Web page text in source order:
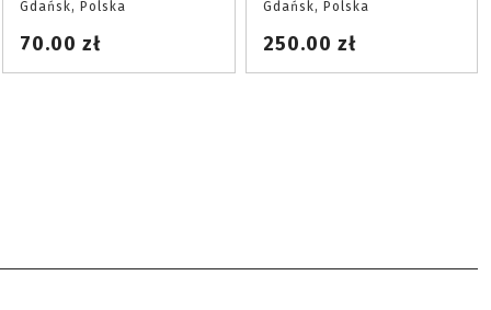
Gdańsk, Polska
70.00 zł
Gdańsk, Polska
250.00 zł